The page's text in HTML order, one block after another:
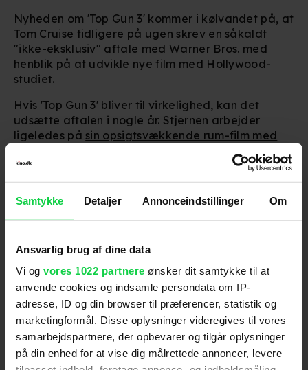
Samtykke Detaljer Annonceindstillinger Om
Ansvarlig brug af dine data
Vi og vores 1022 partnere ønsker dit samtykke til at
anvende cookies og indsamle persondata om IP-
adresse, ID og din browser til præferencer, statistik og
marketingformål. Disse oplysninger videregives til vores
samarbejdspartnere, der opbevarer og tilgår oplysninger
på din enhed for at vise dig målrettede annoncer, levere
Nyheden om 'Top Gun 3' kommer i kølvandet på, at
Tom Cruise tidligere på ugen skrev en såkaldt
"ikke-eksklusiv" aftale med Warner Bros. med
henblik på at udvikle nye film med Hollywood-
studiet.
Hvis 'Top Gun 3' bliver til virkelighed, kan det
udsætte aftalen i nogle år. Stjernen arbejder
ligeledes påsin opsigtsvækkende rum-film med
Anbefalet til dig
Følg os for de seneste nyheder, konkurrencer
samt film- og serietips: